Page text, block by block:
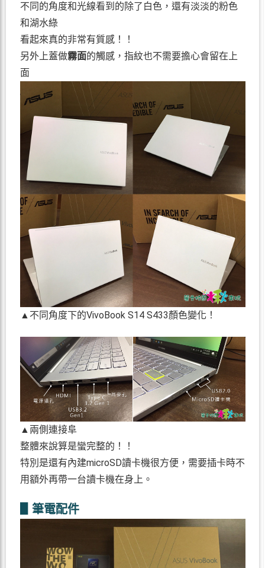
不同的角度和光線看到的除了白色，還有淡淡的粉色
和湖水綠
看起來真的非常有質感！！
另外上蓋做霧面的觸感，指紋也不需要擔心會留在上
面
▲不同角度下的VivoBook S14 S433顏色變化！
▲兩側連接阜
整體來說算是蠻完整的！！
特別是還有內建microSD讀卡機很方便，需要插卡時不
用額外再帶一台讀卡機在身上。
▋筆電配件